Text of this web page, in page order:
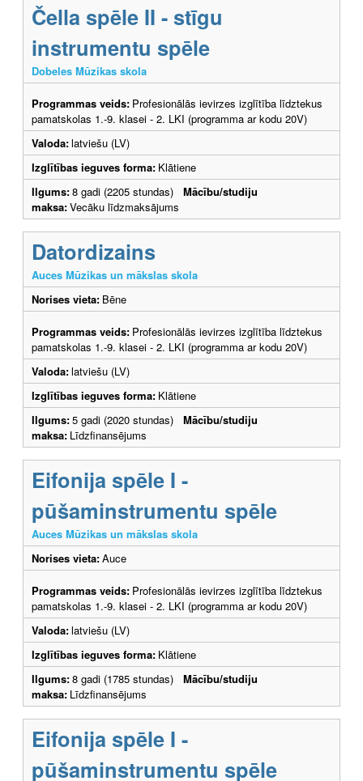
Čella spēle II - stīgu
instrumentu spēle
Dobeles Mūzikas skola
Programmas veids: Profesionālās ievirzes izglītība līdztekus
pamatskolas 1.-9. klasei - 2. LKI (programma ar kodu 20V)
Valoda:latviešu (LV)
Izglītības ieguves forma: Klātiene
Ilgums:8 gadi (2205 stundas) Mācību/studiju
maksa:Vecāku līdzmaksājums
Datordizains
Auces Mūzikas un mākslas skola
Norises vieta: Bēne
Programmas veids: Profesionālās ievirzes izglītība līdztekus
pamatskolas 1.-9. klasei - 2. LKI (programma ar kodu 20V)
Valoda:latviešu (LV)
Izglītības ieguves forma: Klātiene
Ilgums:5 gadi (2020 stundas) Mācību/studiju
maksa: Līdzfinansējums
Eifonija spēle I -
pūšaminstrumentu spēle
Auces Mūzikas un mākslas skola
Norises vieta:Auce
Programmas veids: Profesionālās ievirzes izglītība līdztekus
pamatskolas 1.-9. klasei - 2. LKI (programma ar kodu 20V)
Valoda:latviešu (LV)
Izglītības ieguves forma: Klātiene
Ilgums:8 gadi (1785 stundas) Mācību/studiju
maksa: Līdzfinansējums
Eifonija spēle I -
pūšaminstrumentu spēle